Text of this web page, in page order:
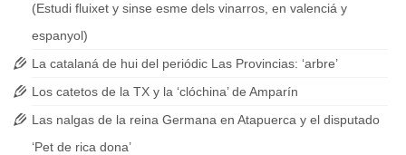
(Estudi fluixet y sinse esme dels vinarros, en valenciá y
espanyol)
La catalaná de hui del periódic Las Provincias: ‘arbre’
Los catetos de la TX y la ‘clóchina’ de Amparín
Las nalgas de la reina Germana en Atapuerca y el disputado
‘Pet de rica dona’